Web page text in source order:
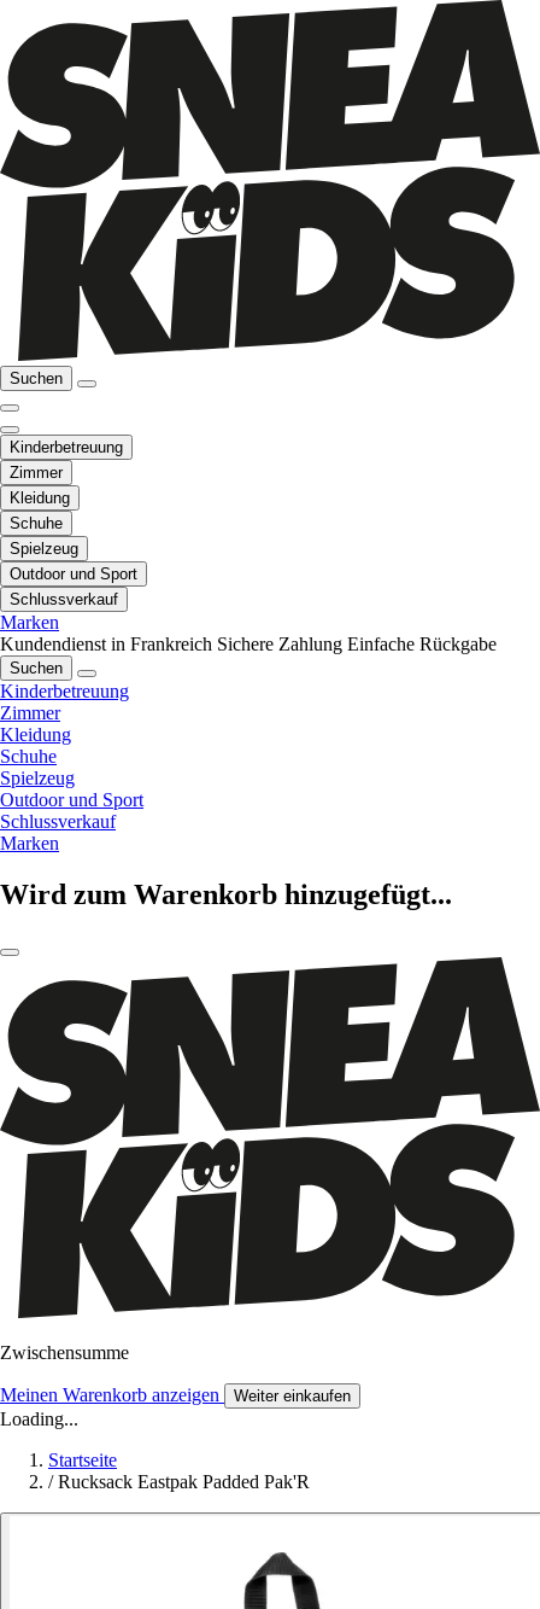
Suchen
Kinderbetreuung
Zimmer
Kleidung
Schuhe
Spielzeug
Outdoor und Sport
Schlussverkauf
Marken
Kundendienst in Frankreich Sichere Zahlung Einfache Rückgabe
Suchen
Kinderbetreuung
Zimmer
Kleidung
Schuhe
Spielzeug
Outdoor und Sport
Schlussverkauf
Marken
Wird zum Warenkorb hinzugefügt...
Zwischensumme
Meinen Warenkorb anzeigen Weiter einkaufen
Loading...
Startseite
/ Rucksack Eastpak Padded Pak'R